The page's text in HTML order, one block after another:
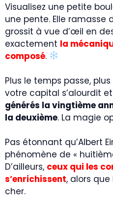
Visualisez une petite
une pente. Elle ramasse
grossit à vue d’œil en
exactement la
composé.
Plus le temps passe,
votre capital s’alourdit
générés la vingtième
la deuxième. La magie
Pas étonnant qu’Albert
phénomène de «
D’ailleurs, ceux qui les
s’enrichissent, alors
cher.